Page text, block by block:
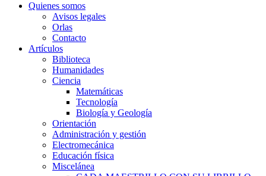
Quienes somos
Avisos legales
Orlas
Contacto
Artículos
Biblioteca
Humanidades
Ciencia
Matemáticas
Tecnología
Biología y Geología
Orientación
Administración y gestión
Electromecánica
Educación física
Miscelánea